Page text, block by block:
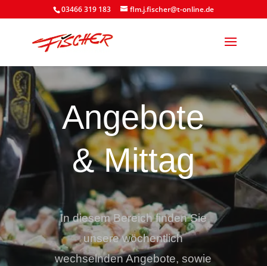
03466 319 183 flm.j.fischer@t-online.de
Angebote
& Mittag
In diesem Bereich finden Sie
unsere wöchentlich
wechselnden Angebote, sowie